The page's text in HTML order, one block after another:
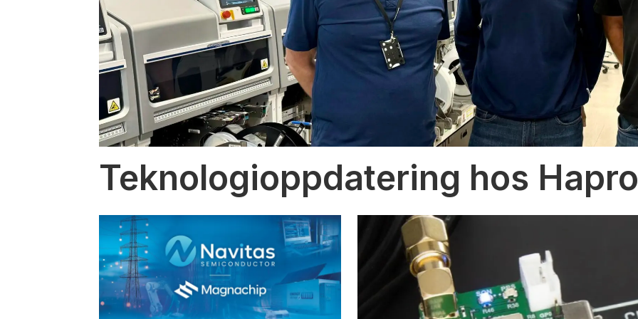
Teknologioppdatering hos